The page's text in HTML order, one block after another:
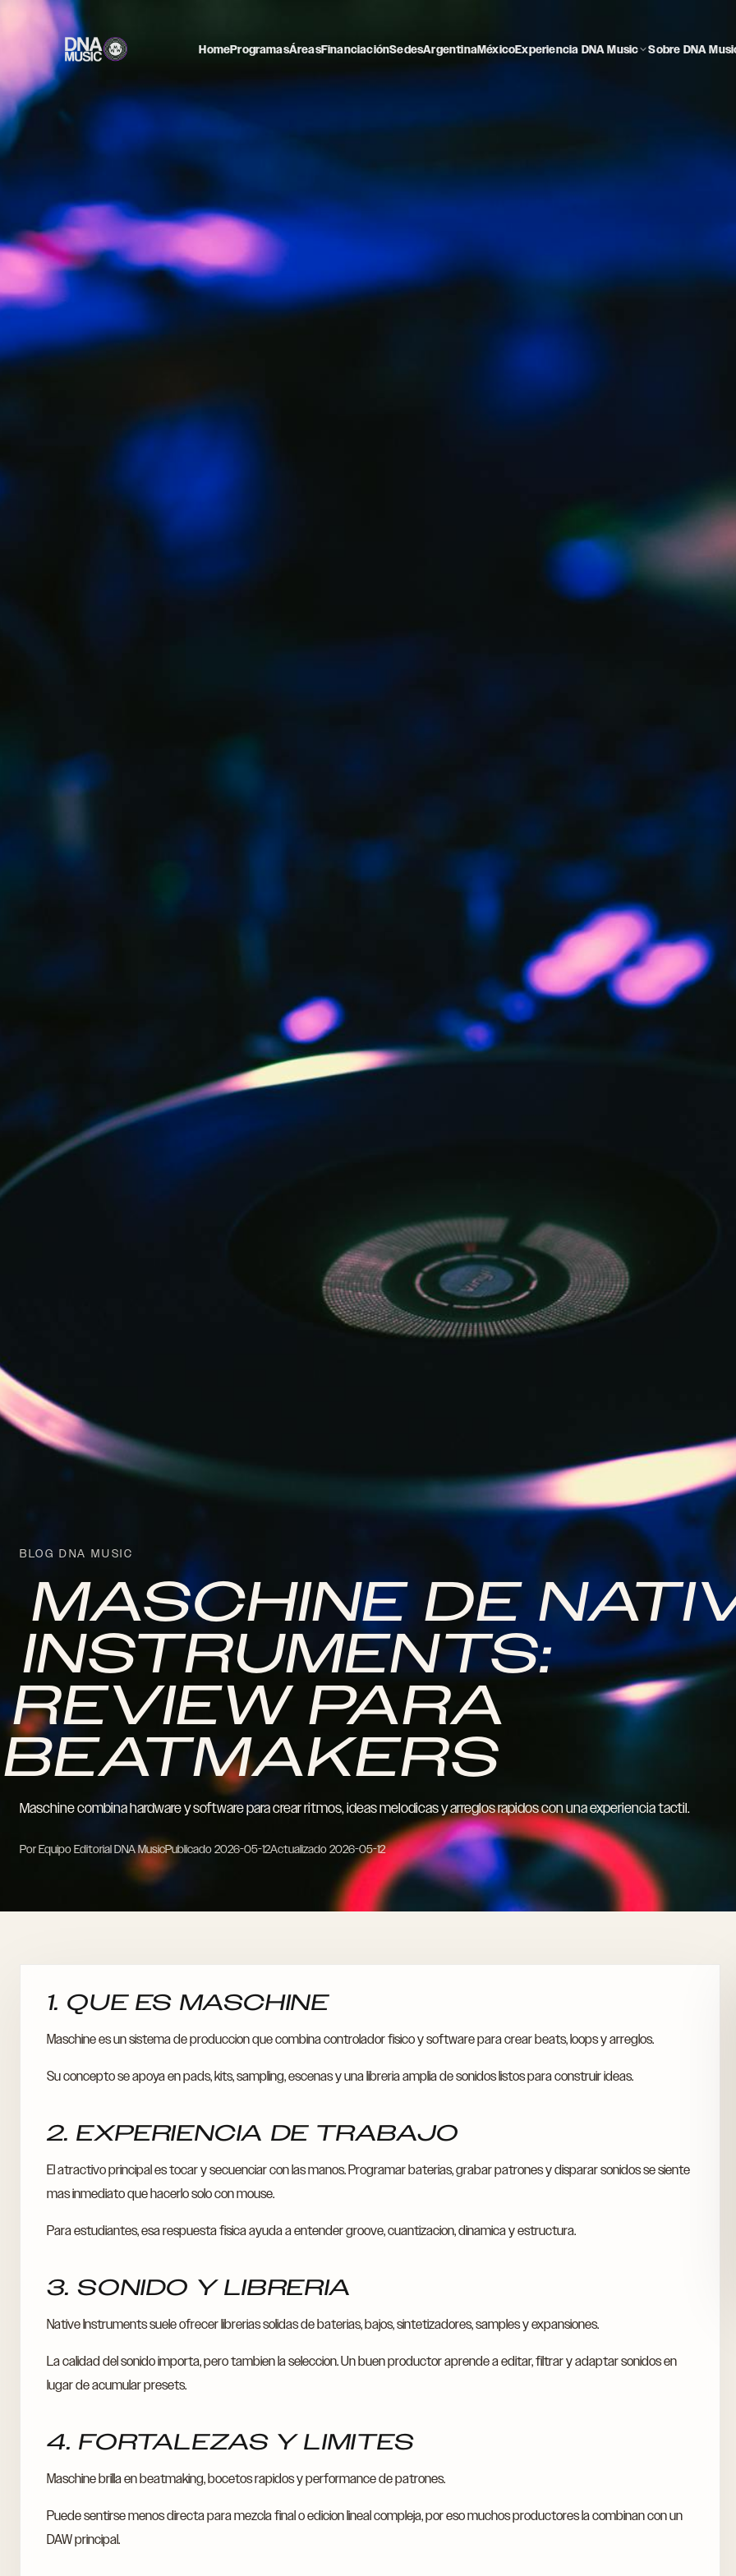
HomeProgramasÁreasFinanciaciónSedesArgentinaMéxicoExperiencia DNA Music Sobre DNA
BLOG DNA MUSIC
MASCHINE DE
INSTRUMENTS:
REVIEW PARA
BEATMAKERS
Maschine combina hardware y software para crear ritmos, ideas melodicas y arreglos rapidos con una experiencia tactil.
Por Equipo Editorial DNA MusicPublicado2026-05-12Actualizado2026-05-12
1. QUE ES MASCHINE
Maschine es un sistema de produccion que combina controlador fisico y software para crear beats, loops y arreglos.
Su concepto se apoya en pads, kits, sampling, escenas y una libreria amplia de sonidos listos para construir ideas.
2. EXPERIENCIA DE TRABAJO
El atractivo principal es tocar y secuenciar con las manos. Programar baterias, grabar patrones y disparar sonidos se siente
mas inmediato que hacerlo solo con mouse.
Para estudiantes, esa respuesta fisica ayuda a entender groove, cuantizacion, dinamica y estructura.
3. SONIDO Y LIBRERIA
Native Instruments suele ofrecer librerias solidas de baterias, bajos, sintetizadores, samples y expansiones.
La calidad del sonido importa, pero tambien la seleccion. Un buen productor aprende a editar, filtrar y adaptar sonidos en
lugar de acumular presets.
4. FORTALEZAS Y LIMITES
Maschine brilla en beatmaking, bocetos rapidos y performance de patrones.
Puede sentirse menos directa para mezcla final o edicion lineal compleja, por eso muchos productores la combinan con un
DAW principal.